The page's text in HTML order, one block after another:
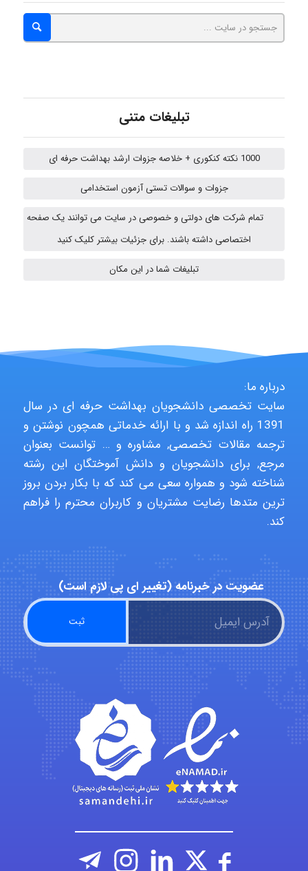
abolfazlkoshehe
fahimeh sheibani
Niloofar
USER124
malekf
abolfazlkoshehe
A.balandeh
fatima
Jafar Tym
تبلیغات متنی
1000 نکته کنکوری + خلاصه جزوات ارشد بهداشت حرفه ای
جزوات و سوالات تستی آزمون استخدامی
تمام شرکت های دولتی و خصوصی در سایت می توانند یک صفحه
اختصاصی داشته باشند. برای جزئیات بیشتر کلیک کنید
تبلیغات شما در این مکان
درباره ما:
سایت تخصصی دانشجویان بهداشت حرفه ای در سال
1391 راه اندازه شد و با ارائه خدماتی همچون نوشتن و
ترجمه مقالات تخصصی, مشاوره و … توانست بعنوان
مرجع, برای دانشجویان و دانش آموختگان این رشته
شناخته شود و همواره سعی می کند که با بکار بردن بروز
ترین متدها رضایت مشتریان و کاربران محترم را فراهم
کند.
عضویت در خبرنامه (تغییر ای پی لازم است)